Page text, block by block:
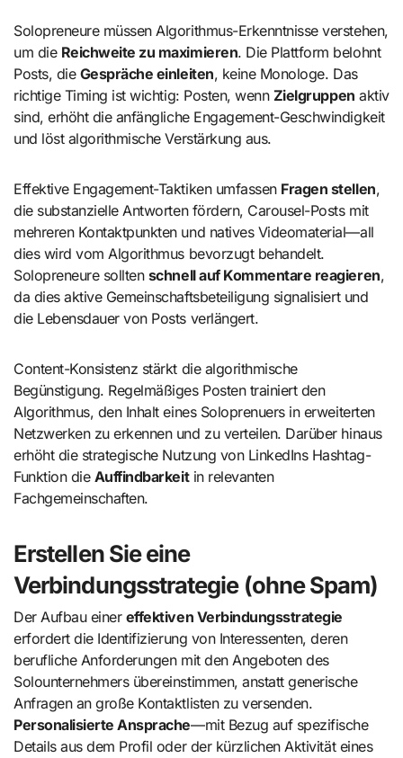
Solopreneure müssen Algorithmus-Erkenntnisse verstehen,
um die Reichweite zu maximieren. Die Plattform belohnt
Posts, die Gespräche einleiten, keine Monologe. Das
richtige Timing ist wichtig: Posten, wenn Zielgruppen aktiv
sind, erhöht die anfängliche Engagement-Geschwindigkeit
und löst algorithmische Verstärkung aus.
Effektive Engagement-Taktiken umfassen Fragen stellen,
die substanzielle Antworten fördern, Carousel-Posts mit
mehreren Kontaktpunkten und natives Videomaterial—all
dies wird vom Algorithmus bevorzugt behandelt.
Solopreneure sollten schnell auf Kommentare reagieren,
da dies aktive Gemeinschaftsbeteiligung signalisiert und
die Lebensdauer von Posts verlängert.
Content-Konsistenz stärkt die algorithmische
Begünstigung. Regelmäßiges Posten trainiert den
Algorithmus, den Inhalt eines Soloprenuers in erweiterten
Netzwerken zu erkennen und zu verteilen. Darüber hinaus
erhöht die strategische Nutzung von LinkedIns Hashtag-
Funktion die Auffindbarkeitin relevanten
Fachgemeinschaften.
Erstellen Sie eine
Verbindungsstrategie (ohne Spam)
Der Aufbau einer effektiven Verbindungsstrategie
erfordert die Identifizierung von Interessenten, deren
berufliche Anforderungen mit den Angeboten des
Solounternehmers übereinstimmen, anstatt generische
Anfragen an große Kontaktlisten zu versenden.
Personalisierte Ansprache—mit Bezug auf spezifische
Details aus dem Profil oder der kürzlichen Aktivität eines